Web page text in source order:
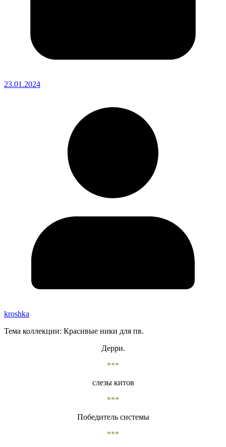
23.01.2024
kroshka
Тема коллекции: Красивые ники для пв.
Дерри.
***
слезы китов
***
Победитель системы
***